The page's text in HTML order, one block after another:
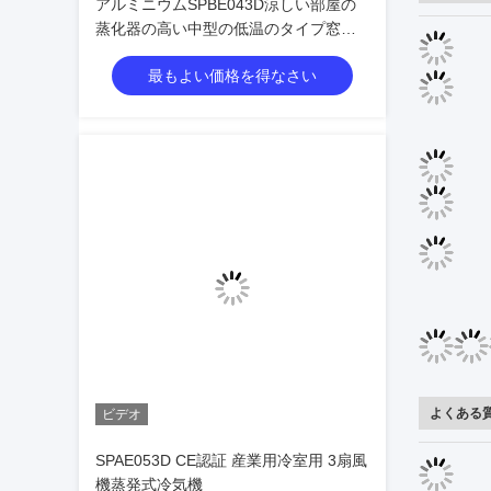
アルミニウムSPBE043D涼しい部屋の
蒸化器の高い中型の低温のタイプ窓の
台紙
最もよい価格を得なさい
ビデオ
SPAE053D CE認証 産業用冷室用 3扇風
機蒸発式冷気機
よくある